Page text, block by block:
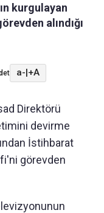
kurgulayan
alındığı
a-|+A
Direktörü
devirme
İstihbarat
görevden